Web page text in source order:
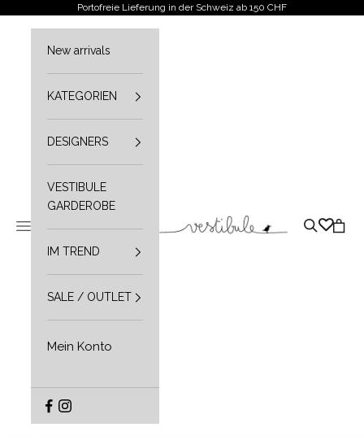
Zum Inhalt springenPortofreie Lieferung in der Schweiz ab 150 CHF
Vestibule
Navigationsmenü öffnen Suche
New arrivals
KATEGORIEN
DESIGNERS
VESTIBULE
GARDEROBE
IM TREND
SALE / OUTLET
Mein Konto